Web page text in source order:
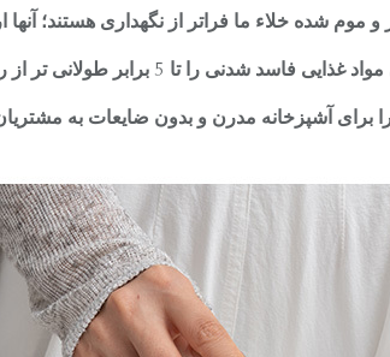
شده خلاء ما فراتر از نگهداری هستند؛ آنها
طولانی تر از روش های سنتی افزایش می دهند.
برای آشپزخانه مدرن و بدون ضایعات به